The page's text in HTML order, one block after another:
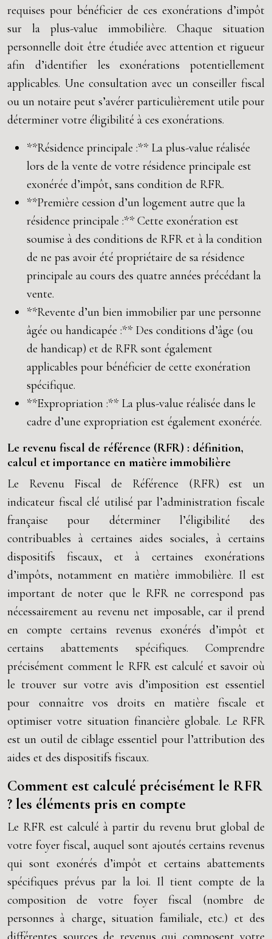
requises pour bénéficier de ces exonérations d’impôt
sur la plus-value immobilière. Chaque situation
personnelle doit être étudiée avec attention et rigueur
afin d’identifier les exonérations potentiellement
applicables. Une consultation avec un conseiller fiscal
ou un notaire peut s’avérer particulièrement utile pour
déterminer votre éligibilité à ces exonérations.
**Résidence principale :** La plus-value réalisée
lors de la vente de votre résidence principale est
exonérée d’impôt, sans condition de RFR.
**Première cession d’un logement autre que la
résidence principale :** Cette exonération est
soumise à des conditions de RFR et à la condition
de ne pas avoir été propriétaire de sa résidence
principale au cours des quatre années précédant la
vente.
**Revente d’un bien immobilier par une personne
âgée ou handicapée :** Des conditions d’âge (ou
de handicap) et de RFR sont également
applicables pour bénéficier de cette exonération
spécifique.
**Expropriation :** La plus-value réalisée dans le
cadre d’une expropriation est également exonérée.
Le revenu fiscal de référence (RFR) : définition,
calcul et importance en matière immobilière
Le Revenu Fiscal de Référence (RFR) est un
indicateur fiscal clé utilisé par l’administration fiscale
française pour déterminer l’éligibilité des
contribuables à certaines aides sociales, à certains
dispositifs fiscaux, et à certaines exonérations
d’impôts, notamment en matière immobilière. Il est
important de noter que le RFR ne correspond pas
nécessairement au revenu net imposable, car il prend
en compte certains revenus exonérés d’impôt et
certains abattements spécifiques. Comprendre
précisément comment le RFR est calculé et savoir où
le trouver sur votre avis d’imposition est essentiel
pour connaître vos droits en matière fiscale et
optimiser votre situation financière globale. Le RFR
est un outil de ciblage essentiel pour l’attribution des
aides et des dispositifs fiscaux.
Comment est calculé précisément le RFR
? les éléments pris en compte
Le RFR est calculé à partir du revenu brut global de
votre foyer fiscal, auquel sont ajoutés certains revenus
qui sont exonérés d’impôt et certains abattements
spécifiques prévus par la loi. Il tient compte de la
composition de votre foyer fiscal (nombre de
personnes à charge, situation familiale, etc.) et des